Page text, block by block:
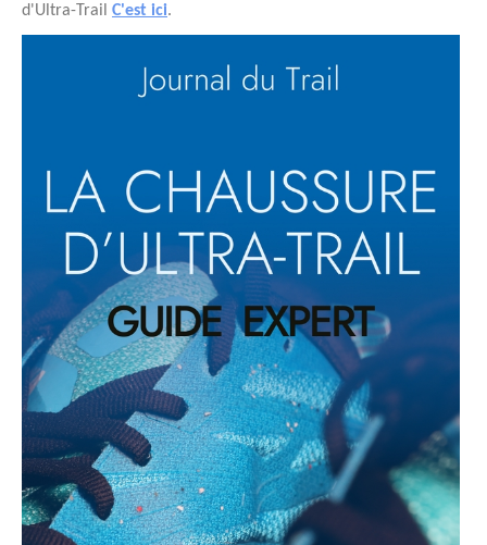
d'Ultra-Trail C'est ici.